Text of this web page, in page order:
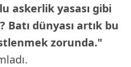
askerlik yasası gibi
dünyası artık bu
zorunda."